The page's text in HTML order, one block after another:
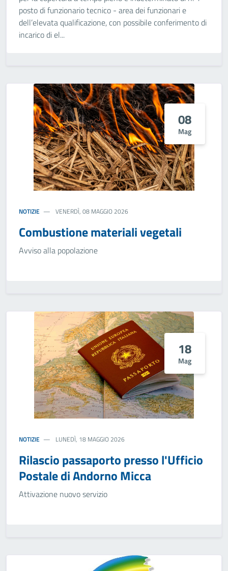
posto di funzionario tecnico - area dei funzionari e
dell’elevata qualificazione, con possibile conferimento di
incarico di el...
08
Mag
NOTIZIE VENERDÌ, 08 MAGGIO 2026
Combustione materiali vegetali
Avviso alla popolazione
18
Mag
NOTIZIE LUNEDÌ, 18 MAGGIO 2026
Rilascio passaporto presso l'Ufficio
Postale di Andorno Micca
Attivazione nuovo servizio